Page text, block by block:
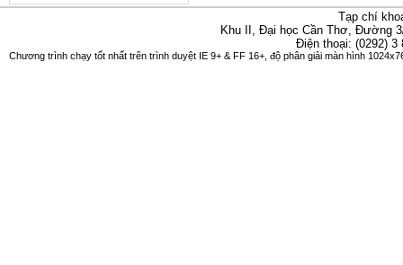
Tạp chí
Khu II, Đại học Cần Thơ, Đường
Điện thoại: (0292)
Chương trình chạy tốt nhất trên trình duyệt IE 9+ & FF 16+, độ phân giải màn hình